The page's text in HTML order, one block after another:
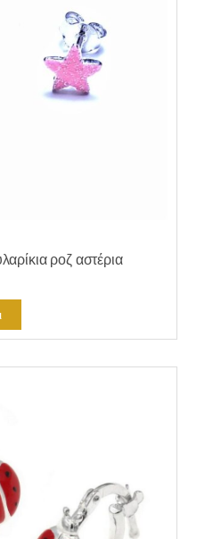
ροζ αστέρια